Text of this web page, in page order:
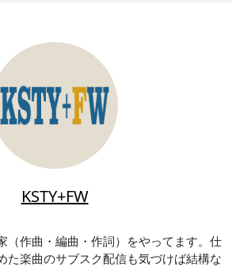
KSTY+FW
（作曲・編曲・作詞）をやってます。仕
た楽曲のサブスク配信も気づけば結構な